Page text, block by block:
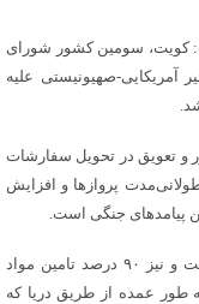
کویت، سومین کشور شورای
صهیونیستی علیه
و تعویق در تحویل سفارشات
پروازها و افزایش
پیامدهای جنگی است.
این کشور که ۹۰ درصد درآمدش متکی به نفت است و نیز ۹۰ درصد تامین مواد
طور عمده از طریق دریا که